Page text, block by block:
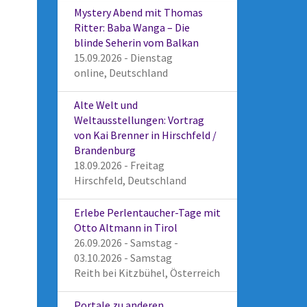
Mystery Abend mit Thomas
Ritter: Baba Wanga – Die
blinde Seherin vom Balkan
15.09.2026 - Dienstag
online, Deutschland
Alte Welt und
Weltausstellungen: Vortrag
von Kai Brenner in Hirschfeld /
Brandenburg
18.09.2026 - Freitag
Hirschfeld, Deutschland
Erlebe Perlentaucher-Tage mit
Otto Altmann in Tirol
26.09.2026 - Samstag -
03.10.2026 - Samstag
Reith bei Kitzbühel, Österreich